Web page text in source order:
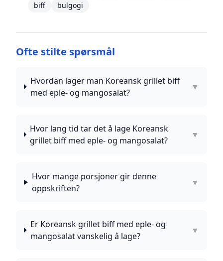
biff
bulgogi
Ofte stilte spørsmål
Hvordan lager man Koreansk grillet biff
med eple- og mangosalat?
▼
Hvor lang tid tar det å lage Koreansk
grillet biff med eple- og mangosalat?
▼
Hvor mange porsjoner gir denne
oppskriften?
▼
Er Koreansk grillet biff med eple- og
mangosalat vanskelig å lage?
▼